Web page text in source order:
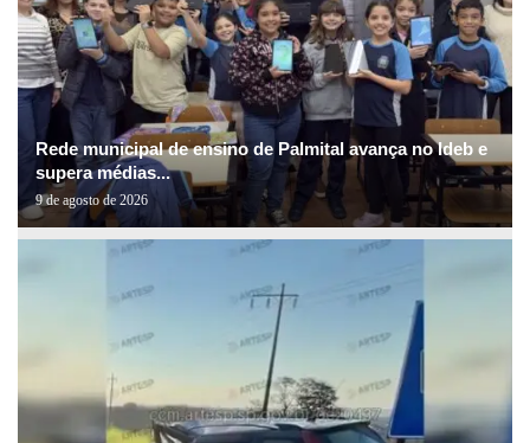
Rede municipal de ensino de Palmital avança no Ideb e
supera médias...
9 de agosto de 2026